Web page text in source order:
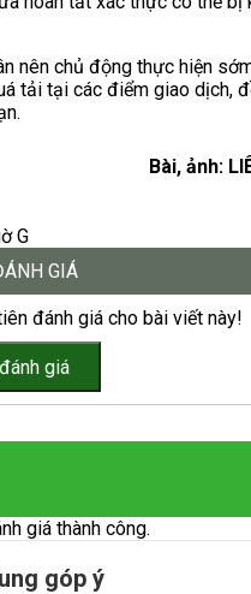
nên chủ động thực hiện
tải tại các điểm giao dịch,
Bài, ảnh:
G
GIÁ
đánh giá cho bài viết này!
giá thành công.
góp ý